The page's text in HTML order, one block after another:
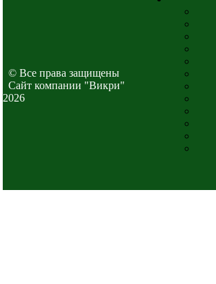
© Все права защищены
Cайт компании "Викри"
2026